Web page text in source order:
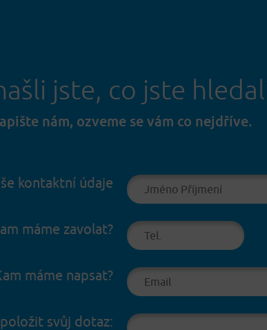
jste, co jste
nám, ozveme se vám co nejdříve.
kontaktní údaje
máme zavolat?
máme napsat?
svůj dotaz: